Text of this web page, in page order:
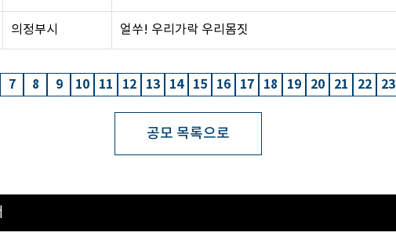
의정부시 얼쑤! 우리가락 우리몸짓
7 8 9 10 11 12 13 14 15 16 17 18 19 20 21 22 23
공모 목록으로